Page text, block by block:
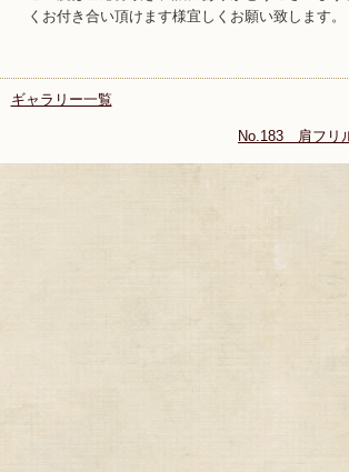
くお付き合い頂けます様宜しくお願い致します。
ギャラリー一覧
No.183 肩フリ